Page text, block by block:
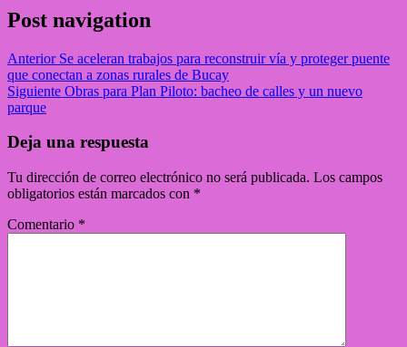
Post navigation
AnteriorSe aceleran trabajos para reconstruir vía y proteger puente
que conectan a zonas rurales de Bucay
Siguiente Obras para Plan Piloto: bacheo de calles y un nuevo
parque
Deja una respuesta
Tu dirección de correo electrónico no será publicada. Los campos
obligatorios están marcados con *
Comentario *